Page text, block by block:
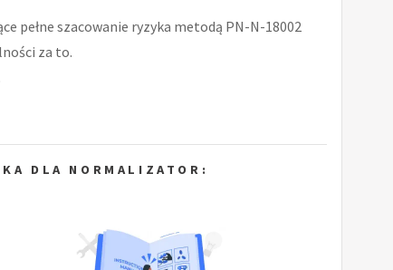
pełne szacowanie ryzyka metodą PN-N-18002
za to.
DLA NORMALIZATOR: